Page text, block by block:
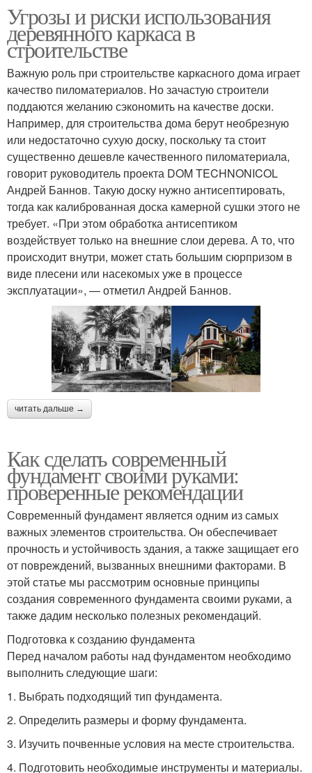
Угрозы и риски использования
деревянного каркаса в
строительстве
Важную роль при строительстве каркасного дома играет
качество пиломатериалов. Но зачастую строители
поддаются желанию сэкономить на качестве доски.
Например, для строительства дома берут необрезную
или недостаточно сухую доску, поскольку та стоит
существенно дешевле качественного пиломатериала,
говорит руководитель проекта DOM TECHNONICOL
Андрей Баннов. Такую доску нужно антисептировать,
тогда как калиброванная доска камерной сушки этого не
требует. «При этом обработка антисептиком
воздействует только на внешние слои дерева. А то, что
происходит внутри, может стать большим сюрпризом в
виде плесени или насекомых уже в процессе
эксплуатации», — отметил Андрей Баннов.
читать дальше →
Как сделать современный
фундамент своими руками:
проверенные рекомендации
Современный фундамент является одним из самых
важных элементов строительства. Он обеспечивает
прочность и устойчивость здания, а также защищает его
от повреждений, вызванных внешними факторами. В
этой статье мы рассмотрим основные принципы
создания современного фундамента своими руками, а
также дадим несколько полезных рекомендаций.
Подготовка к созданию фундамента
Перед началом работы над фундаментом необходимо
выполнить следующие шаги:
1. Выбрать подходящий тип фундамента.
2. Определить размеры и форму фундамента.
3. Изучить почвенные условия на месте строительства.
4. Подготовить необходимые инструменты и материалы.